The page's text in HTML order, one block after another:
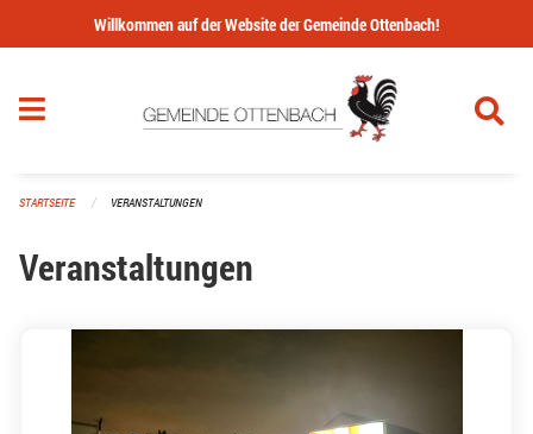
Navigation überspringen
Willkommen auf der Website der Gemeinde Ottenbach!
STARTSEITE VERANSTALTUNGEN
Veranstaltungen